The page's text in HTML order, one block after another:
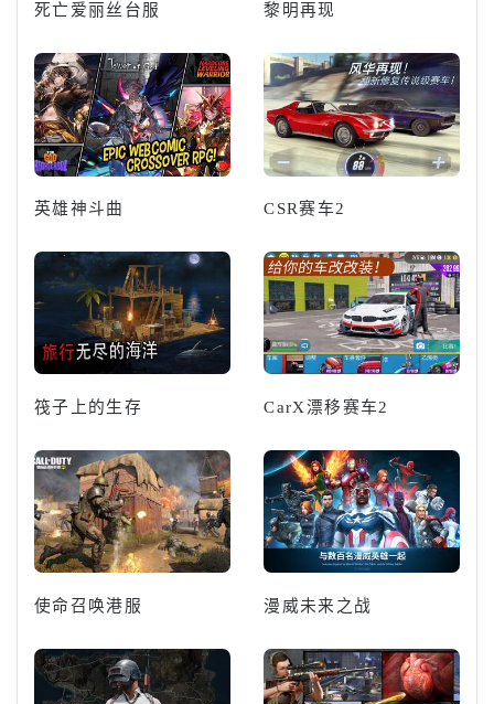
死亡爱丽丝台服 黎明再现
英雄神斗曲 CSR赛车2
筏子上的生存 CarX漂移赛车2
使命召唤港服 漫威未来之战